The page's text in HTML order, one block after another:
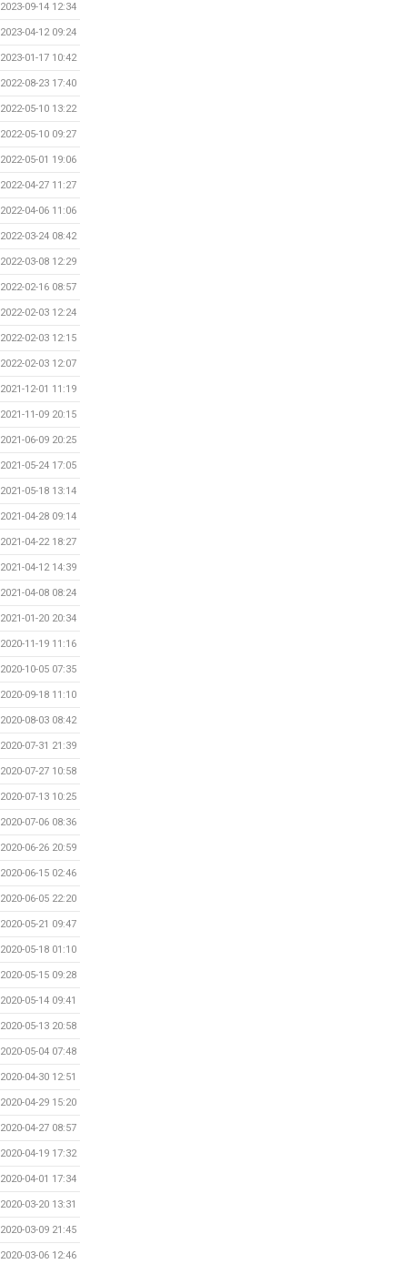
2023-09-14 12:34
2023-04-12 09:24
2023-01-17 10:42
2022-08-23 17:40
2022-05-10 13:22
2022-05-10 09:27
2022-05-01 19:06
2022-04-27 11:27
2022-04-06 11:06
2022-03-24 08:42
2022-03-08 12:29
2022-02-16 08:57
2022-02-03 12:24
2022-02-03 12:15
2022-02-03 12:07
2021-12-01 11:19
2021-11-09 20:15
2021-06-09 20:25
2021-05-24 17:05
2021-05-18 13:14
2021-04-28 09:14
2021-04-22 18:27
2021-04-12 14:39
2021-04-08 08:24
2021-01-20 20:34
2020-11-19 11:16
2020-10-05 07:35
2020-09-18 11:10
2020-08-03 08:42
2020-07-31 21:39
2020-07-27 10:58
2020-07-13 10:25
2020-07-06 08:36
2020-06-26 20:59
2020-06-15 02:46
2020-06-05 22:20
2020-05-21 09:47
2020-05-18 01:10
2020-05-15 09:28
2020-05-14 09:41
2020-05-13 20:58
2020-05-04 07:48
2020-04-30 12:51
2020-04-29 15:20
2020-04-27 08:57
2020-04-19 17:32
2020-04-01 17:34
2020-03-20 13:31
2020-03-09 21:45
2020-03-06 12:46